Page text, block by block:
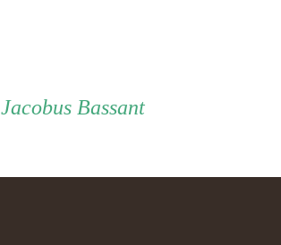
Vader
Jacobus Bassant